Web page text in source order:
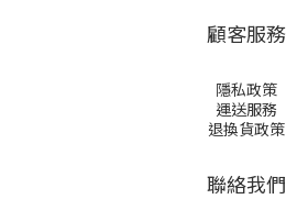
顧客服務
隱私政策
運送服務
退換貨政策
聯絡我們